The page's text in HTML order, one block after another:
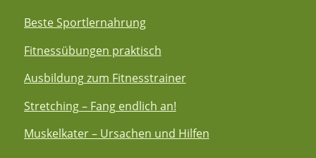
Beste Sportlernahrung
Fitnessübungen praktisch
Ausbildung zum Fitnesstrainer
Stretching – Fang endlich an!
Muskelkater – Ursachen und Hilfen